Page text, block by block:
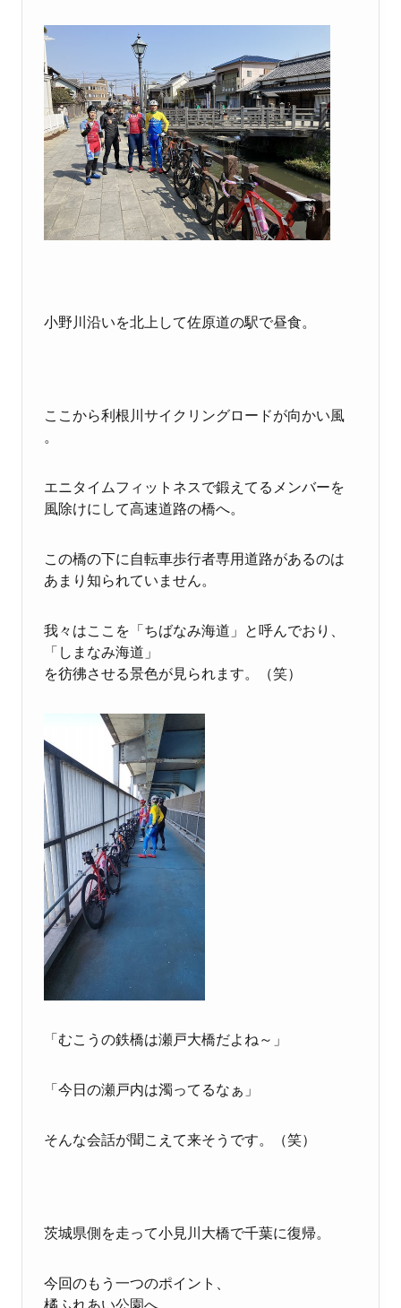
小野川沿いを北上して佐原道の駅で昼食。
ここから利根川サイクリングロードが向かい風
。
エニタイムフィットネスで鍛えてるメンバーを
風除けにして高速道路の橋へ。
この橋の下に自転車歩行者専用道路があるのは
あまり知られていません。
我々はここを「ちばなみ海道」と呼んでおり、
「しまなみ海道」
を彷彿させる景色が見られます。（笑）
「むこうの鉄橋は瀬戸大橋だよね～」
「今日の瀬戸内は濁ってるなぁ」
そんな会話が聞こえて来そうです。（笑）
茨城県側を走って小見川大橋で千葉に復帰。
今回のもう一つのポイント、
橘ふれあい公園へ。